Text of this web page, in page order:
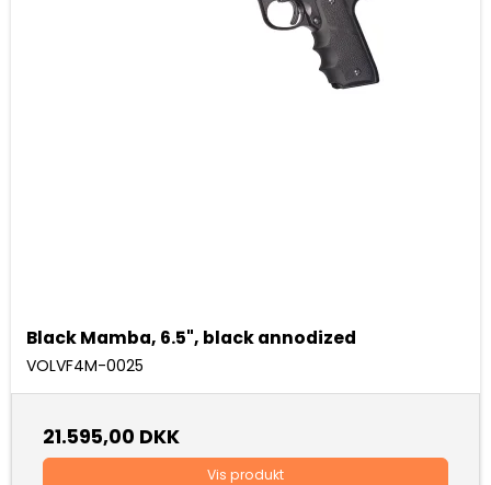
Black Mamba, 6.5", black annodized
VOLVF4M-0025
21.595,00 DKK
Vis produkt